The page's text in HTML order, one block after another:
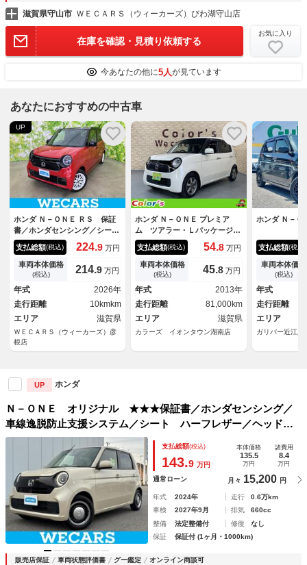
滋賀県守山市 ＷＥＣＡＲＳ（ウィーカーズ）びわ湖守山店
在庫を確認・見積り依頼する
お気に入り
今あなたの他に5人が見ています
あなたにおすすめの中古車
UP
ホンダ Ｎ－ＯＮＥ ＲＳ 保証
書／ホンダセンシング／シート
ヒーター 前席／車線逸脱防止
支援システム／シート ハーフ
レザー／届出済未使用車／ヘッ
ドランプ ＬＥＤ／横滑り防止
装置／クルーズコントロール／
エアバッグ サイド
支払総額(税込) 224.9 万円
車両本体価格
(税込) 214.9 万円
年式
2026年
走行距離
10kmkm
エリア
滋賀県
ＷＥＣＡＲＳ（ウィーカーズ）彦
根店
ホンダ Ｎ－ＯＮＥ プレミア
ム ツアラー・Ｌパッケージ
ターボ 純正ナビ バックカメ
ラ クルコン ブラックインテ
リア 純正１４ＡＷ パドルシ
フト ＨＩＤヘッド オートラ
イト シートリフター ＩＳＯ
ＦＩＸ チップアップシート
電格ミラー オートエアコン
支払総額(税込) 54.8 万円
車両本体価格
(税込) 45.8 万円
年式
2013年
走行距離
81,000km
エリア
滋賀県
カラーズ イオンタウン湖南店
ホンダ Ｎ－Ｏ
支払総額(税込)
車両本体価格
(税込)
年式
走行距離
エリア
ガリバー近江八
UP ホンダ
Ｎ－ＯＮＥ オリジナル ★★★保証書／ホンダセンシング／
車線逸脱防止支援システム／シート ハーフレザー／ヘッドラ
ンプ ＬＥＤ／ＵＳＢジャック／ＥＢＤ付ＡＢＳ／横滑り防止
装置／アイドリングストップ／エアバッグ サイド
支払総額(税込)
143.9 万円
本体価格
135.5
万円
諸費用
8.4
万円
通常ローン 月々 15,200 円
年式 2024年 走行
0.6万km
車検
2027年9月 排気
660cc
整備
法定整備付 修復
なし
保証
保証付 (1ヶ月・1000km)
販売店保証 車両状態評価書 グー鑑定 オンライン商談可